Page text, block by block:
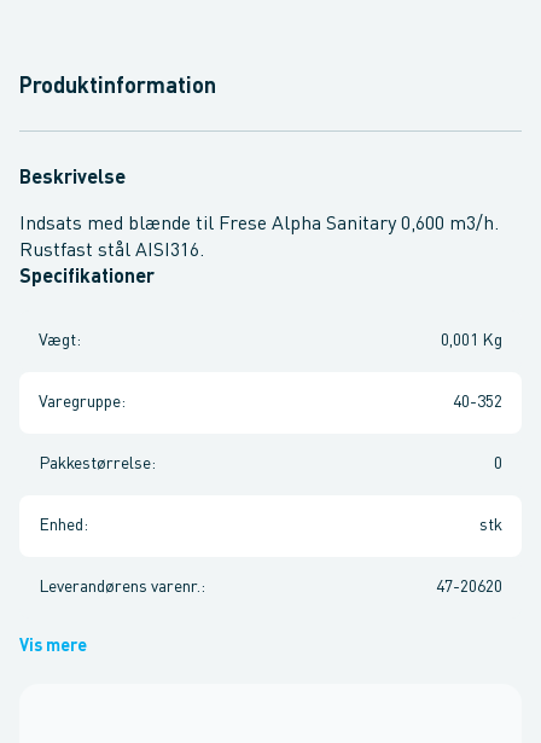
Produktinformation
Beskrivelse
Indsats med blænde til Frese Alpha Sanitary 0,600 m3/h.
Rustfast stål AISI316.
Specifikationer
Vægt: 0,001 Kg
Varegruppe: 40-352
Pakkestørrelse: 0
Enhed : stk
Leverandørens varenr. : 47-20620
Vis mere